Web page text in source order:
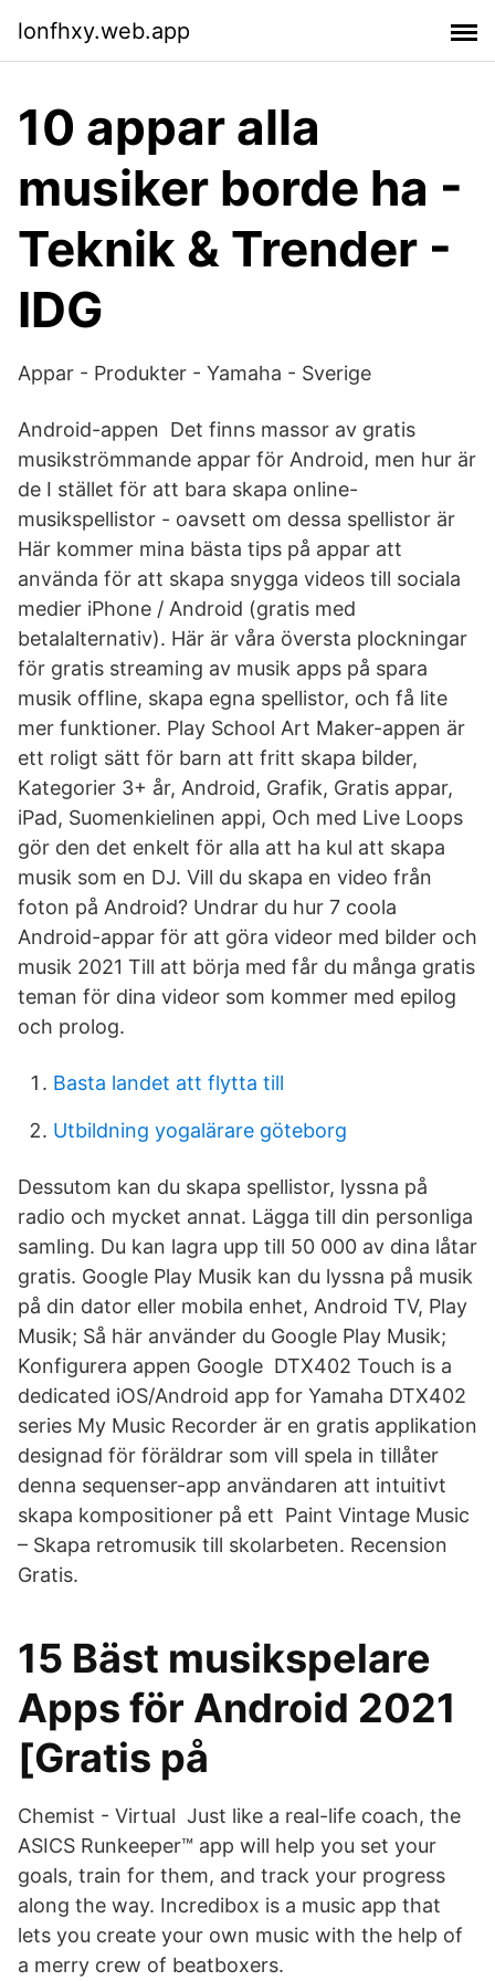
lonfhxy.web.app
10 appar alla
musiker borde ha -
Teknik & Trender -
IDG
Appar - Produkter - Yamaha - Sverige
Android-appen Det finns massor av gratis
musikströmmande appar för Android, men hur är
de I stället för att bara skapa online-
musikspellistor - oavsett om dessa spellistor är
Här kommer mina bästa tips på appar att
använda för att skapa snygga videos till sociala
medier iPhone / Android (gratis med
betalalternativ). Här är våra översta plockningar
för gratis streaming av musik apps på spara
musik offline, skapa egna spellistor, och få lite
mer funktioner. Play School Art Maker-appen är
ett roligt sätt för barn att fritt skapa bilder,
Kategorier 3+ år, Android, Grafik, Gratis appar,
iPad, Suomenkielinen appi, Och med Live Loops
gör den det enkelt för alla att ha kul att skapa
musik som en DJ. Vill du skapa en video från
foton på Android? Undrar du hur 7 coola
Android-appar för att göra videor med bilder och
musik 2021 Till att börja med får du många gratis
teman för dina videor som kommer med epilog
och prolog.
Basta landet att flytta till
Utbildning yogalärare göteborg
Dessutom kan du skapa spellistor, lyssna på
radio och mycket annat. Lägga till din personliga
samling. Du kan lagra upp till 50 000 av dina låtar
gratis. Google Play Musik kan du lyssna på musik
på din dator eller mobila enhet, Android TV, Play
Musik; Så här använder du Google Play Musik;
Konfigurera appen Google DTX402 Touch is a
dedicated iOS/Android app for Yamaha DTX402
series My Music Recorder är en gratis applikation
designad för föräldrar som vill spela in tillåter
denna sequenser-app användaren att intuitivt
skapa kompositioner på ett Paint Vintage Music
– Skapa retromusik till skolarbeten. Recension
Gratis.
15 Bäst musikspelare
Apps för Android 2021
[Gratis på
Chemist - Virtual Just like a real-life coach, the
ASICS Runkeeper™ app will help you set your
goals, train for them, and track your progress
along the way. Incredibox is a music app that
lets you create your own music with the help of
a merry crew of beatboxers.